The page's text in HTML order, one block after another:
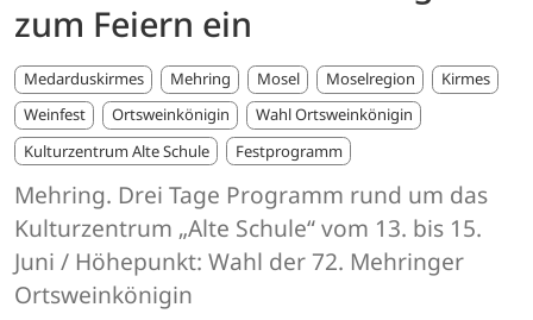
zum Feiern ein
Medarduskirmes Mehring Mosel Moselregion
Kirmes
Weinfest
Ortsweinkönigin
Wahl Ortsweinkönigin
Kulturzentrum Alte Schule
Festprogramm
Mehring. Drei Tage Programm rund um das
Kulturzentrum „Alte Schule“ vom 13. bis 15.
Juni / Höhepunkt: Wahl der 72. Mehringer
Ortsweinkönigin